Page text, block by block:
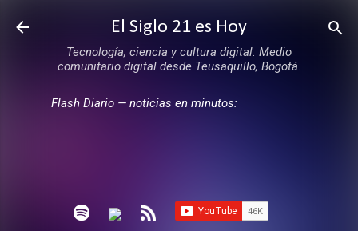
Ir al contenido principal
El Siglo 21 es Hoy
Tecnología, ciencia y cultura digital. Medio
comunitario digital desde Teusaquillo, Bogotá.
Flash Diario — noticias en minutos: